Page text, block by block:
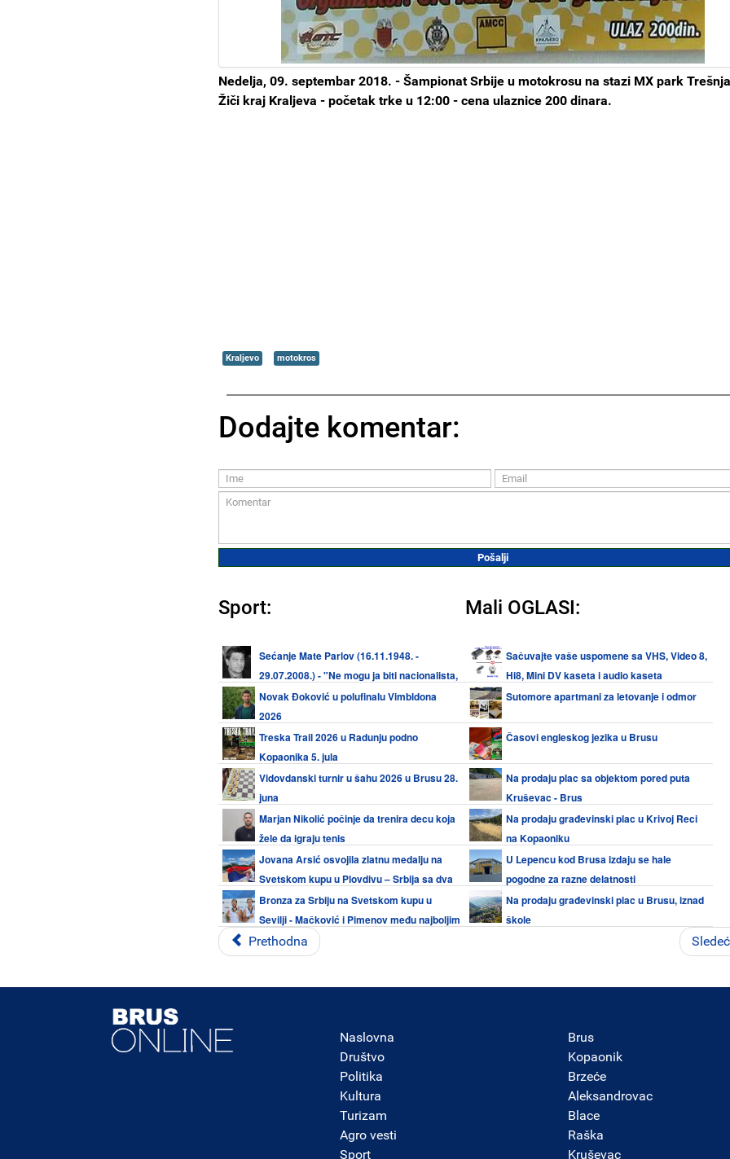
Nedelja, 09. septembar 2018. - Šampionat Srbije u motokrosu na stazi MX park
Žiči kraj Kraljeva - početak trke u 12:00 - cena ulaznice 200 dinara.
Kraljevo motokros
Dodajte komentar:
Sport:
Sećanje Mate Parlov (16.11.1948. -
29.07.2008.) - "Ne mogu ja biti nacionalista,
ja sam svetski prvak!"
Novak Đoković u polufinalu Vimbldona
2026
Treska Trail 2026 u Radunju podno
Kopaonika 5. jula
Vidovdanski turnir u šahu 2026 u Brusu 28.
juna
Marjan Nikolić počinje da trenira decu koja
žele da igraju tenis
Jovana Arsić osvojila zlatnu medalju na
Svetskom kupu u Plovdivu – Srbija sa dva
finala i tri vrhunska rezultata
Bronza za Srbiju na Svetskom kupu u
Sevilji - Mačković i Pimenov među najboljim
dubl skul posadama sveta
Mali OGLASI:
Sačuvajte vaše uspomene sa VHS, Video 8,
Hi8, Mini DV kaseta i audio kaseta
Sutomore apartmani za letovanje i odmor
Časovi engleskog jezika u Brusu
Na prodaju plac sa objektom pored puta
Kruševac - Brus
Na prodaju građevinski plac u Krivoj Reci
na Kopaoniku
U Lepencu kod Brusa izdaju se hale
pogodne za razne delatnosti
Na prodaju građevinski plac u Brusu, iznad
škole
Prethodna
Naslovna
Društvo
Politika
Kultura
Turizam
Agro vesti
Sport
Brus
Kopaonik
Brzeće
Aleksandrovac
Blace
Raška
Kruševac